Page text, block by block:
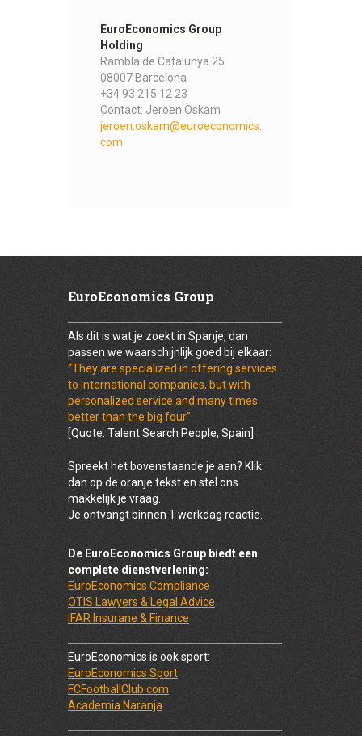
EuroEconomics Group
Holding
Rambla de Catalunya 25
08007 Barcelona
+34 93 215 12 23
Contact: Jeroen Oskam
jeroen.oskam@euroeconomics.
com
EuroEconomics Group
Als dit is wat je zoekt in Spanje, dan
passen we waarschijnlijk goed bij elkaar:
“They are specialized in offering services
to international companies, but with
personalized service and many times
better than the big four”
[Quote: Talent Search People, Spain]
Spreekt het bovenstaande je aan? Klik
dan op de oranje tekst en stel ons
makkelijk je vraag.
Je ontvangt binnen 1 werkdag reactie.
De EuroEconomics Group biedt een
complete dienstverlening:
EuroEconomics Compliance
OTIS Lawyers & Legal Advice
IFAR Insurane & Finance
EuroEconomics is ook sport:
EuroEconomics Sport
FCFootballClub.com
Academia Naranja